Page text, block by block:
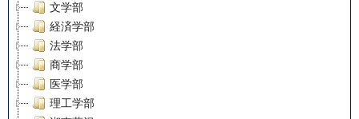
文学部
経済学部
法学部
商学部
医学部
理工学部